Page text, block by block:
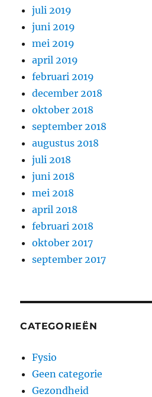
juli 2019
juni 2019
mei 2019
april 2019
februari 2019
december 2018
oktober 2018
september 2018
augustus 2018
juli 2018
juni 2018
mei 2018
april 2018
februari 2018
oktober 2017
september 2017
CATEGORIEËN
Fysio
Geen categorie
Gezondheid